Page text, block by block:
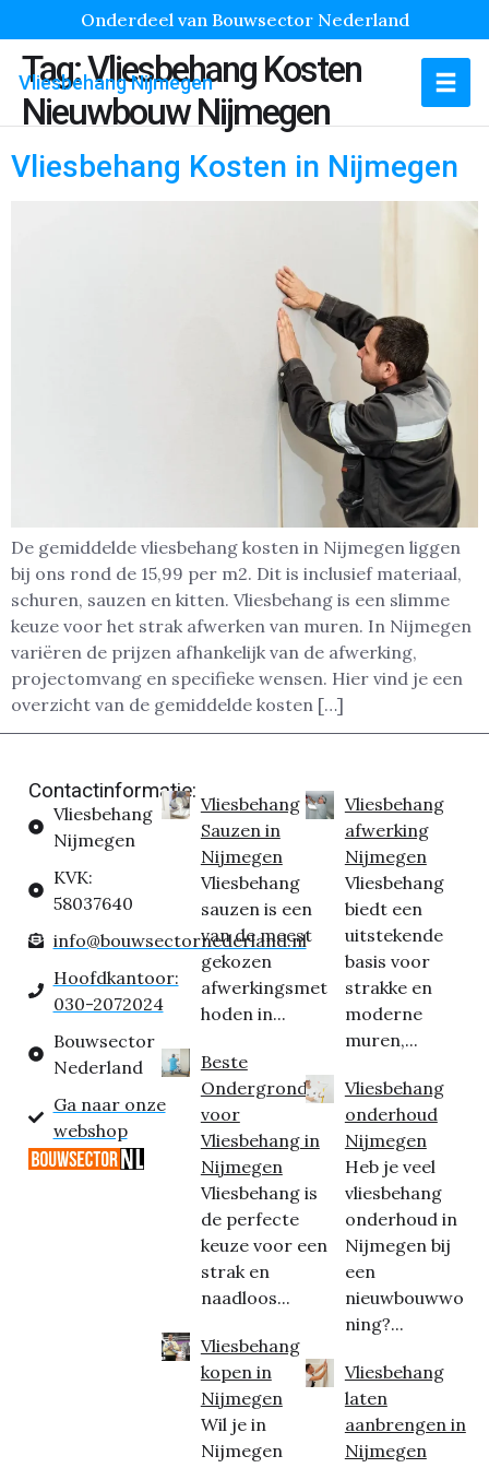
Onderdeel van Bouwsector Nederland
Vliesbehang Nijmegen
Tag:Vliesbehang Kosten
Nieuwbouw Nijmegen
Vliesbehang Kosten in Nijmegen
De gemiddelde vliesbehang kosten in Nijmegen liggen
bij ons rond de 15,99 per m2. Dit is inclusief materiaal,
schuren, sauzen en kitten. Vliesbehang is een slimme
keuze voor het strak afwerken van muren. In Nijmegen
variëren de prijzen afhankelijk van de afwerking,
projectomvang en specifieke wensen. Hier vind je een
overzicht van de gemiddelde kosten […]
Contactinformatie:
Vliesbehang
Nijmegen
KVK:
58037640
info@bouwsectornederland.nl
Hoofdkantoor:
030-2072024
Bouwsector
Nederland
Ga naar onze
webshop
Vliesbehang
Sauzen in
Nijmegen
Vliesbehang
sauzen is een
van de meest
gekozen
afwerkingsmet
hoden in...
Beste
Ondergrond
voor
Vliesbehang in
Nijmegen
Vliesbehang is
de perfecte
keuze voor een
strak en
naadloos...
Vliesbehang
kopen in
Nijmegen
Wil je in
Nijmegen
Vliesbehang
afwerking
Nijmegen
Vliesbehang
biedt een
uitstekende
basis voor
strakke en
moderne
muren,...
Vliesbehang
onderhoud
Nijmegen
Heb je veel
vliesbehang
onderhoud in
Nijmegen bij
een
nieuwbouwwo
ning?...
Vliesbehang
laten
aanbrengen in
Nijmegen